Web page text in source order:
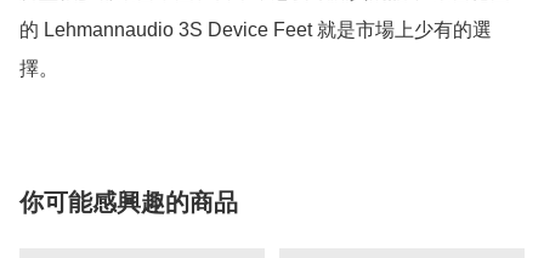
的 Lehmannaudio 3S Device Feet 就是市場上少有的選
擇。
你可能感興趣的商品